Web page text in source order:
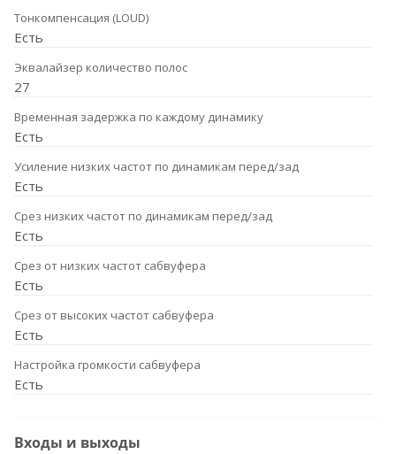
Тонкомпенсация (LOUD)
Есть
Эквалайзер количество полос
27
Временная задержка по каждому динамику
Есть
Усиление низких частот по динамикам перед/зад
Есть
Срез низких частот по динамикам перед/зад
Есть
Срез от низких частот сабвуфера
Есть
Срез от высоких частот сабвуфера
Есть
Настройка громкости сабвуфера
Есть
Входы и выходы